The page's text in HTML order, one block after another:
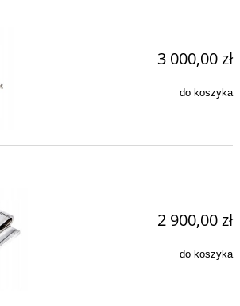
3 000,00 zł
do koszyka
2 900,00 zł
do koszyka